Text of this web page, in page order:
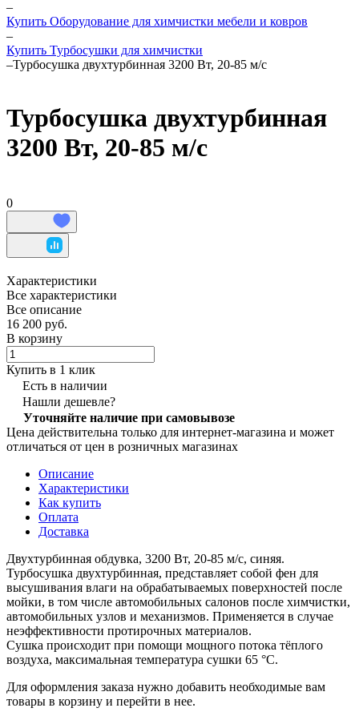
–
Купить Оборудование для химчистки мебели и ковров
–
Купить Турбосушки для химчистки
–Турбосушка двухтурбинная 3200 Вт, 20-85 м/с
Турбосушка двухтурбинная
3200 Вт, 20-85 м/с
0
Характеристики
Все характеристики
Все описание
16 200 руб.
В корзину
Купить в 1 клик
Есть в наличии
Нашли дешевле?
Уточняйте наличие при самовывозе
Цена действительна только для интернет-магазина и может
отличаться от цен в розничных магазинах
Описание
Характеристики
Как купить
Оплата
Доставка
Двухтурбинная обдувка, 3200 Вт, 20-85 м/с, синяя.
Турбосушка двухтурбинная, представляет собой фен для
высушивания влаги на обрабатываемых поверхностей после
мойки, в том числе автомобильных салонов после химчистки,
автомобильных узлов и механизмов. Применяется в случае
неэффективности протирочных материалов.
Сушка происходит при помощи мощного потока тёплого
воздуха, максимальная температура сушки 65 °С.
Для оформления заказа нужно добавить необходимые вам
товары в корзину и перейти в нее.